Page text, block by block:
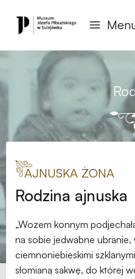
AJNUSKA ŻONA
Rodzina ajnuska
„Wozem konnym
na sobie jedwabne ubranie,
ciemnoniebieskimi
słomianą sakwę, do której